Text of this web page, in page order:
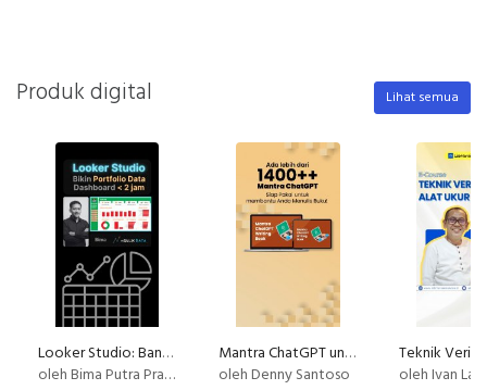
Produk digital Lihat semua
Looker Studio: Bangun Portfolio Data Analysis dengan data UMKM
oleh Bima Putra Pratama
Mantra ChatGPT untuk Penulisan Buku
oleh Denny Santoso
oleh Ivan